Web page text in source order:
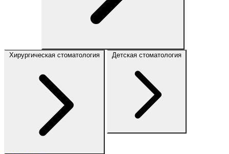
Хирургическая стоматология Детская стоматология